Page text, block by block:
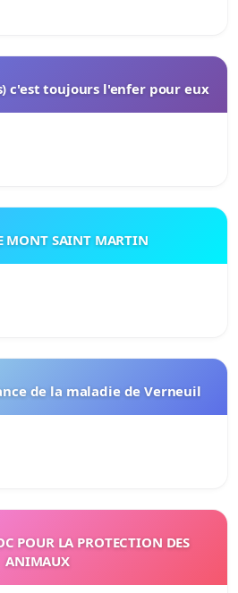
c'est toujours l'enfer pour eux
MONT SAINT MARTIN
de la maladie de Verneuil
POUR LA PROTECTION DES
ANIMAUX